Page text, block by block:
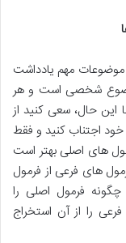
موضوعات مهم یادداشت
شخصی است و هر
این حال، سعی کنید از
اجتناب کنید و فقط
های اصلی بهتر است
های فرعی از فرمول
چگونه فرمول اصلی را
را از آن استخراج